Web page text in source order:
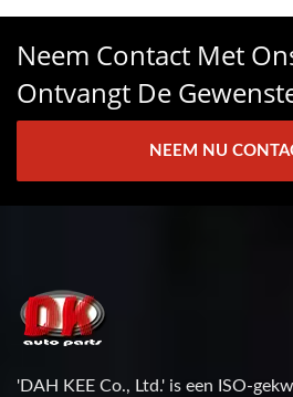
Neem Contact Met
Ontvangt De
NEEM NU
'DAH KEE Co., Ltd.' is een ISO-